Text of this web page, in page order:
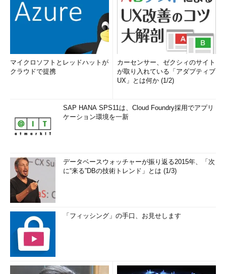
マイクロソフトとレッドハットが
クラウドで提携
カーセンサー、ゼクシィのサイト
が取り入れている「アダプティブ
UX」とは何か (1/2)
SAP HANA SPS11は、Cloud Foundry採用でアプリ
ケーション環境を一新
データベースウォッチャーが振り返る2015年、「次
に“来る”DBの技術トレンド」とは (1/3)
「フィッシング」の手口、お見せします